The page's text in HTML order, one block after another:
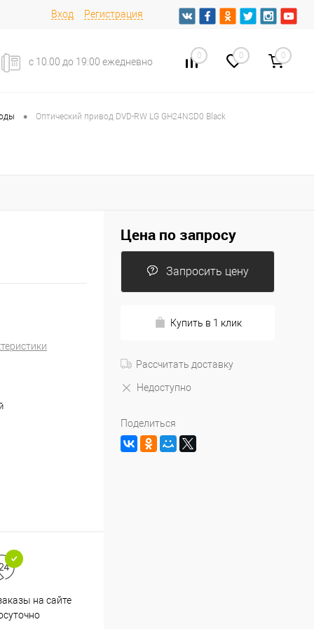
Вход Регистрация
с 10.00 до 19:00 ежедневно
0 0 0
• Оптический привод DVD-RW LG GH24NSD0 Black
на сайте
Цена по запросу
Запросить цену
Купить в 1 клик
Рассчитать доставку
Недоступно
Поделиться